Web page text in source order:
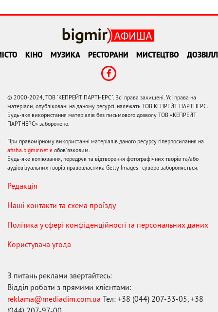
КІНО МУЗИКА РЕСТОРАНИ МИСТЕЦТВО
© 2000-2024, ТОВ "КЕПРЕЙТ ПАРТНЕРС". Всі права захищені. Усі права на
матеріали, опубліковані на даному ресурсі, належать ТОВ КЕПРЕЙТ ПАРТНЕРС.
Будь-яке використання матеріалів без письмового дозволу ТОВ «КЕПРЕЙТ
ПАРТНЕРС» заборонено.
При правомірному використанні матеріалів даного ресурсу гіперпосилання на
afisha.bigmir.net є обов'язковим.
Будь-яке копіювання, передрук та відтворення фотографічних творів та/або
аудіовізуальних творів правовласника Getty Images - суворо забороняється.
Редакція
Наші контакти та схема проїзду
Політика у сфері конфіденційності та персональних даних
Користувача угода
З питань реклами звертайтесь:
Відділ роботи з прямими клієнтами:
reklama@mediadim.com.ua Тел: +38 (044) 207-33-05, +38